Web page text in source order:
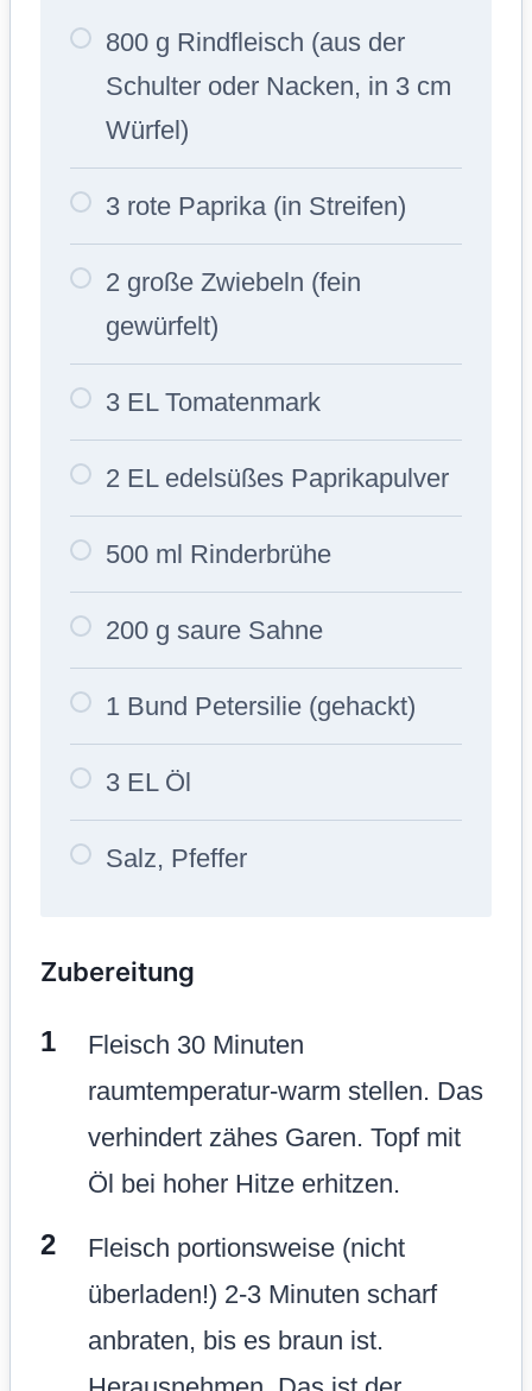
800 g Rindfleisch (aus der
Schulter oder Nacken, in 3 cm
Würfel)
3 rote Paprika (in Streifen)
2 große Zwiebeln (fein
gewürfelt)
3 EL Tomatenmark
2 EL edelsüßes Paprikapulver
500 ml Rinderbrühe
200 g saure Sahne
1 Bund Petersilie (gehackt)
3 EL Öl
Salz, Pfeffer
Zubereitung
Fleisch 30 Minuten
raumtemperatur-warm stellen. Das
verhindert zähes Garen. Topf mit
Öl bei hoher Hitze erhitzen.
Fleisch portionsweise (nicht
überladen!) 2-3 Minuten scharf
anbraten, bis es braun ist.